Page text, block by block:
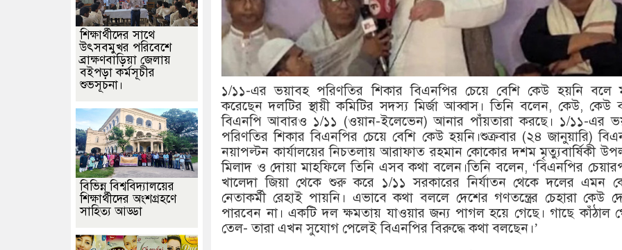
১/১১-এর ভয়াবহ পরিণতির শিকার বিএনপির চেয়ে বেশি কেউ হয়নি বলে
করেছেন দলটির স্থায়ী কমিটির সদস্য মির্জা আব্বাস। তিনি বলেন, কেউ, কেউ
বিএনপি আবারও ১/১১ (ওয়ান-ইলেভেন) আনার পাঁয়তারা করছে। ১/১১-এর
পরিণতির শিকার বিএনপির চেয়ে বেশি কেউ হয়নি।শুক্রবার (২৪ জানুয়ারি)
নয়াপল্টন কার্যালয়ের নিচতলায় আরাফাত রহমান কোকোর দশম মৃত্যুবার্ষিকী
মিলাদ ও দোয়া মাহফিলে তিনি এসব কথা বলেন।তিনি বলেন, ‘বিএনপির
খালেদা জিয়া থেকে শুরু করে ১/১১ সরকারের নির্যাতন থেকে দলের এমন
নেতাকর্মী রেহাই পায়নি। এভাবে কথা বললে দেশের গণতন্ত্রের চেহারা কেউ
পারবেন না। একটি দল ক্ষমতায় যাওয়ার জন্য পাগল হয়ে গেছে। গাছে কাঁঠাল
তেল- তারা এখন সুযোগ পেলেই বিএনপির বিরুদ্ধে কথা বলছেন।’
শিক্ষার্থীদের সাথে
উৎসবমুখর পরিবেশে
ব্রাক্ষণবাড়িয়া জেলায়
বইপড়া কর্মসূচীর
শুভসূচনা।
বিভিন্ন বিশ্ববিদ্যালয়ের
শিক্ষার্থীদের অংশগ্রহণে
সাহিত্য আড্ডা